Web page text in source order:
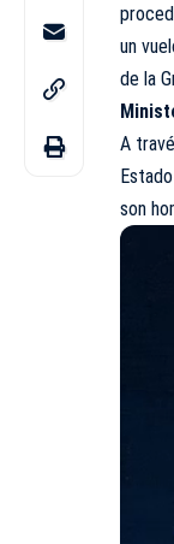
un
de la
A
son